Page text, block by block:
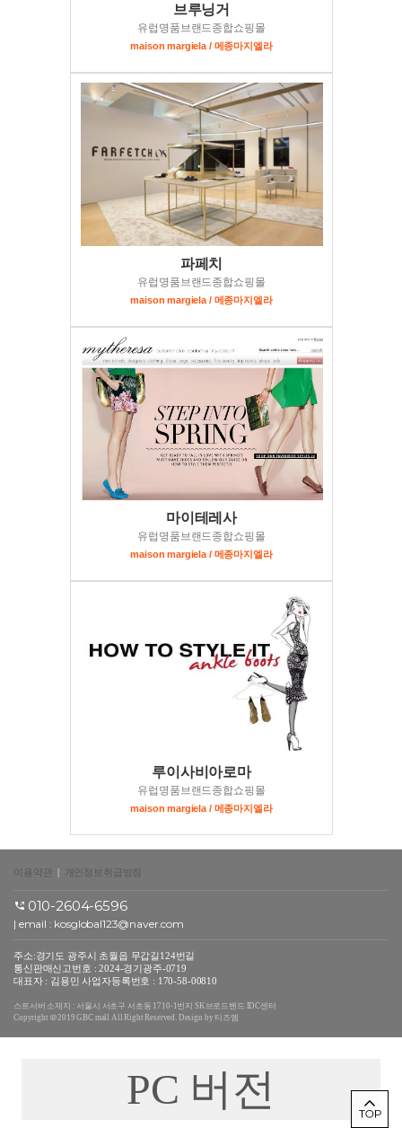
브루닝거
유럽명품브랜드종합쇼핑몰
maison margiela / 메종마지엘라
파페치
유럽명품브랜드종합쇼핑몰
maison margiela / 메종마지엘라
마이테레사
유럽명품브랜드종합쇼핑몰
maison margiela / 메종마지엘라
루이사비아로마
유럽명품브랜드종합쇼핑몰
maison margiela / 메종마지엘라
이용약관 | 개인정보취급방침
010-2604-6596
| email : kosglobal123@naver.com
주소:경기도 광주시 초월읍 무갑길124번길
통신판매신고번호 : 2024-경기광주-0719
대표자 : 김용민 사업자등록번호 : 170-58-00810
스트서버 소재지 : 서울시 서초구 서초동 1710-1번지 SK브로드밴드 IDC센터
Copyright ＠2019 GBC mall All Right Reserved. Design by 티즈엠
PC 버전